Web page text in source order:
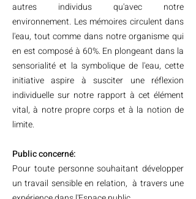
autres individus qu'avec notre
environnement. Les mémoires circulent dans
l'eau, tout comme dans notre organisme qui
en est composé à 60%. En plongeant dans la
sensorialité et la symbolique de l'eau, cette
initiative aspire à susciter une réflexion
individuelle sur notre rapport à cet élément
vital, à notre propre corps et à la notion de
limite.
Public concerné:
Pour toute personne souhaitant développer
un travail sensible en relation, à travers une